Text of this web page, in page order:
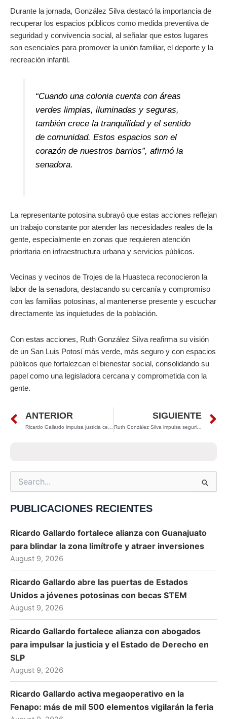
Durante la jornada, González Silva destacó la importancia de
recuperar los espacios públicos como medida preventiva de
seguridad y convivencia social, al señalar que estos lugares
son esenciales para promover la unión familiar, el deporte y la
recreación infantil.
“Cuando una colonia cuenta con áreas
verdes limpias, iluminadas y seguras,
también crece la tranquilidad y el sentido
de comunidad. Estos espacios son el
corazón de nuestros barrios”, afirmó la
senadora.
La representante potosina subrayó que estas acciones reflejan
un trabajo constante por atender las necesidades reales de la
gente, especialmente en zonas que requieren atención
prioritaria en infraestructura urbana y servicios públicos.
Vecinas y vecinos de Trojes de la Huasteca reconocieron la
labor de la senadora, destacando su cercanía y compromiso
con las familias potosinas, al mantenerse presente y escuchar
directamente las inquietudes de la población.
Con estas acciones, Ruth González Silva reafirma su visión
de un San Luis Potosí más verde, más seguro y con espacios
públicos que fortalezcan el bienestar social, consolidando su
papel como una legisladora cercana y comprometida con la
gente.
Prev
ANTERIOR SIGUIENTE
Ruth González Silva impulsa seguridad y bienestar en la colonia Julián Carrillo
Search
for:
PUBLICACIONES RECIENTES
Ricardo Gallardo fortalece alianza con Guanajuato
para blindar la zona limítrofe y atraer inversiones
August 9, 2026
Ricardo Gallardo abre las puertas de Estados
Unidos a jóvenes potosinas con becas STEM
August 9, 2026
Ricardo Gallardo fortalece alianza con abogados
para impulsar la justicia y el Estado de Derecho en
SLP
August 9, 2026
Ricardo Gallardo activa megaoperativo en la
Fenapo: más de mil 500 elementos vigilarán la feria